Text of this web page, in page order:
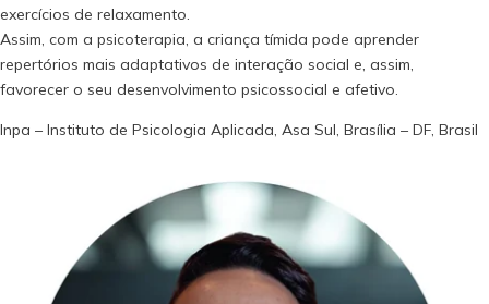
exercícios de relaxamento.
Assim, com a psicoterapia, a criança tímida pode aprender
repertórios mais adaptativos de interação social e, assim,
favorecer o seu desenvolvimento psicossocial e afetivo.
Inpa – Instituto de Psicologia Aplicada, Asa Sul, Brasília – DF, Brasil